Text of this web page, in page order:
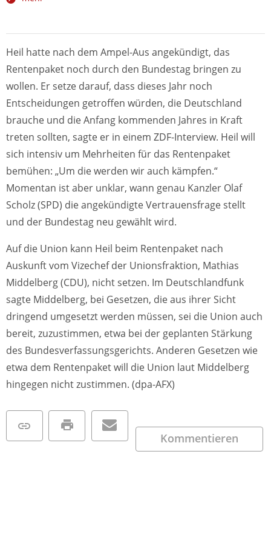
Heil hatte nach dem Ampel-Aus angekündigt, das
Rentenpaket noch durch den Bundestag bringen zu
wollen. Er setze darauf, dass dieses Jahr noch
Entscheidungen getroffen würden, die Deutschland
brauche und die Anfang kommenden Jahres in Kraft
treten sollten, sagte er in einem ZDF-Interview. Heil will
sich intensiv um Mehrheiten für das Rentenpaket
bemühen: „Um die werden wir auch kämpfen.“
Momentan ist aber unklar, wann genau Kanzler Olaf
Scholz (SPD) die angekündigte Vertrauensfrage stellt
und der Bundestag neu gewählt wird.
Auf die Union kann Heil beim Rentenpaket nach
Auskunft vom Vizechef der Unionsfraktion, Mathias
Middelberg (CDU), nicht setzen. Im Deutschlandfunk
sagte Middelberg, bei Gesetzen, die aus ihrer Sicht
dringend umgesetzt werden müssen, sei die Union auch
bereit, zuzustimmen, etwa bei der geplanten Stärkung
des Bundesverfassungsgerichts. Anderen Gesetzen wie
etwa dem Rentenpaket will die Union laut Middelberg
hingegen nicht zustimmen. (dpa-AFX)
Kommentieren